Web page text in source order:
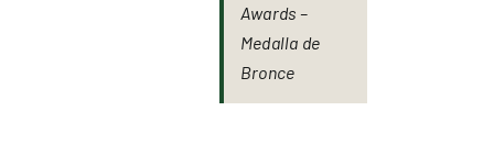
Awards –
Medalla de
Bronce